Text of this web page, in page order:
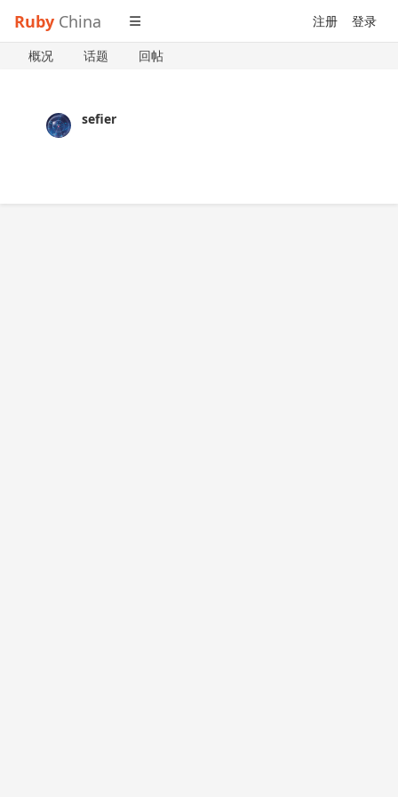
Ruby China 注册 登录
概况 话题 回帖
sefier